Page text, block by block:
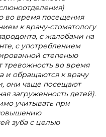
во время посещения
к врачу-стоматологу
с жалобами на
с употреблением
степенью
тревожность во время
и обращаются к врачу
они чаще посещают
загруженность детей).
учитывать при
зуба с целью